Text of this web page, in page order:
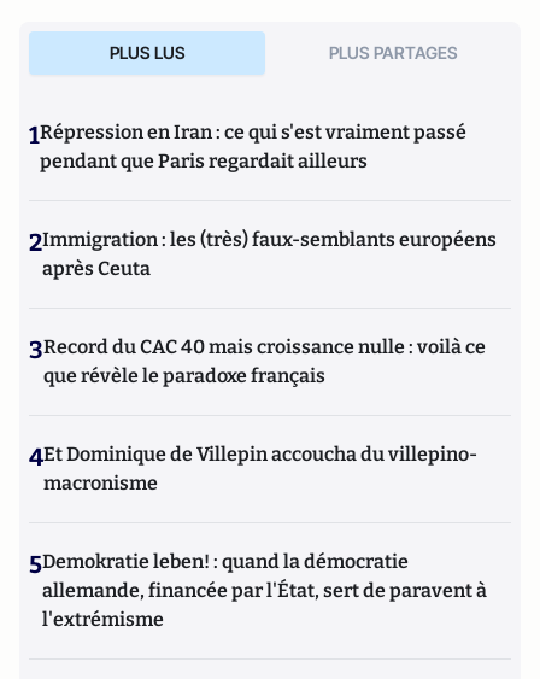
PLUS LUS PLUS PARTAGES
1Répression en Iran : ce qui s'est vraiment passé
pendant que Paris regardait ailleurs
2Immigration : les (très) faux-semblants européens
après Ceuta
3Record du CAC 40 mais croissance nulle : voilà ce
que révèle le paradoxe français
4Et Dominique de Villepin accoucha du villepino-
macronisme
5Demokratie leben! : quand la démocratie
allemande, financée par l'État, sert de paravent à
l'extrémisme